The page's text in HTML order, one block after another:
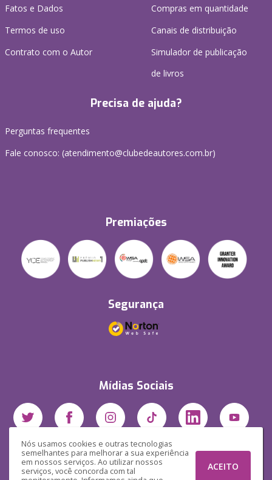
Nós usamos cookies e outras tecnologias
semelhantes para melhorar a sua experiência
em nossos serviços. Ao utilizar nossos
serviços, você concorda com tal
ACEITO
Fatos e Dados
Termos de uso
Contrato com o Autor
Compras em quantidade
Canais de distribuição
Simulador de publicação
de livros
Precisa de ajuda?
Perguntas frequentes
Fale conosco: (atendimento@clubedeautores.com.br)
Premiações
Segurança
Mídias Sociais